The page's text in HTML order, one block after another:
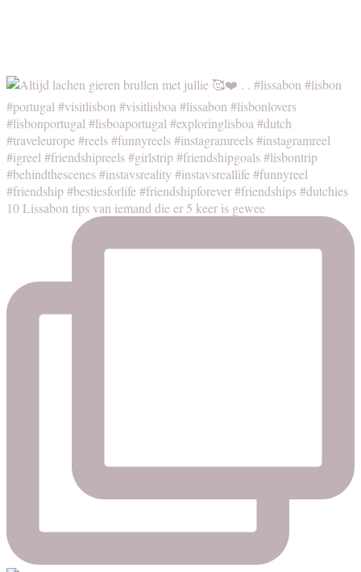
10 Lissabon tips van iemand die er 5 keer is gewee